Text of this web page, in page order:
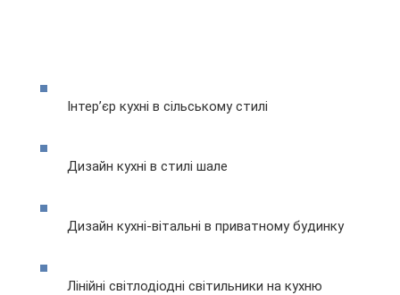
Інтер’єр кухні в сільському стилі
Дизайн кухні в стилі шале
Дизайн кухні-вітальні в приватному будинку
Лінійні світлодіодні світильники на кухню